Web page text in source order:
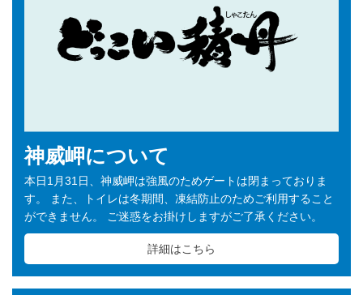
神威岬について
本日1月31日、神威岬は強風のためゲートは閉まっておりま
す。 また、トイレは冬期間、凍結防止のためご利用すること
ができません。 ご迷惑をお掛けしますがご了承ください。
詳細はこちら